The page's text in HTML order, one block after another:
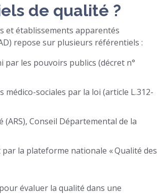
de qualité ?
et établissements apparentés
repose sur plusieurs référentiels :
par les pouvoirs publics (décret n°
médico-sociales par la loi (article L.312-
(ARS), Conseil Départemental de la
la plateforme nationale « Qualité des
évaluer la qualité dans une